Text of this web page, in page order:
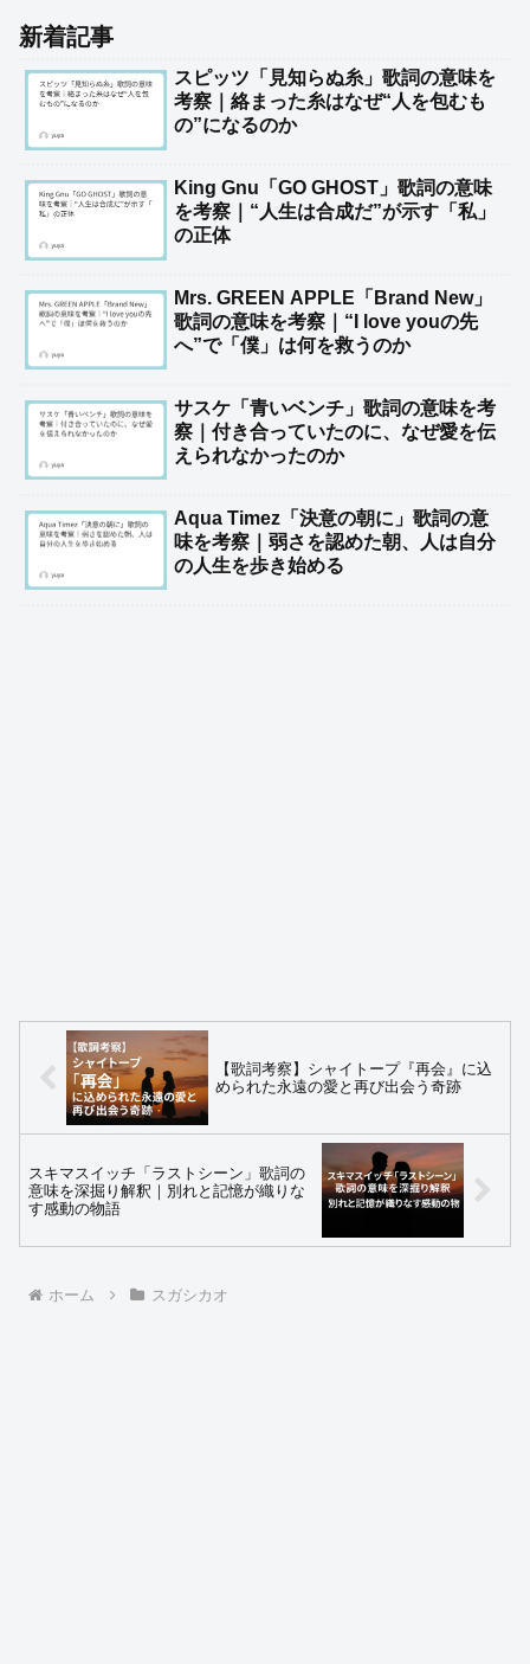
新着記事
スピッツ「見知らぬ糸」歌詞の意味を
考察｜絡まった糸はなぜ“人を包むも
の”になるのか
King Gnu「GO GHOST」歌詞の意味
を考察｜“人生は合成だ”が示す「私」
の正体
Mrs. GREEN APPLE「Brand New」
歌詞の意味を考察｜“I love youの先
へ”で「僕」は何を救うのか
サスケ「青いベンチ」歌詞の意味を考
察｜付き合っていたのに、なぜ愛を伝
えられなかったのか
Aqua Timez「決意の朝に」歌詞の意
味を考察｜弱さを認めた朝、人は自分
の人生を歩き始める
【歌詞考察】シャイトープ『再会』に込
められた永遠の愛と再び出会う奇跡
スキマスイッチ「ラストシーン」歌詞の
意味を深掘り解釈｜別れと記憶が織りな
す感動の物語
ホーム スガシカオ